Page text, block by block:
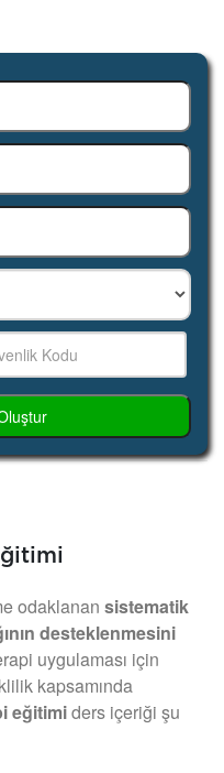
odaklanan sistematik
desteklenmesini
uygulaması için
kapsamında
eğitimiders içeriği şu